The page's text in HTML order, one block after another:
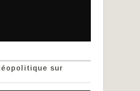
sur